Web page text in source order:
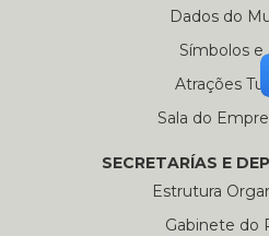
Dados do
Símbolos e
Atrações
Sala do
SECRETARÍAS E
Estrutura
Gabinete do